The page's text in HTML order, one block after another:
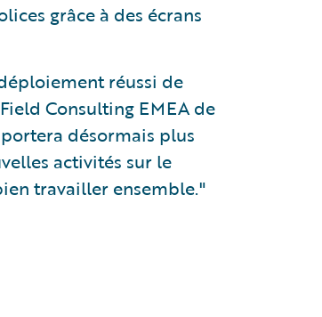
grâce à des écrans
réussi de
Consulting EMEA de
désormais plus
activités sur le
travailler ensemble."